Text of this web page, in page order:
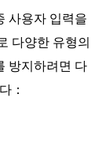
사용자 입력을
다양한 유형의
방지하려면 다
：